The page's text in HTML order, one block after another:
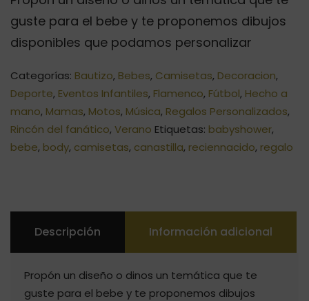
guste para el bebe y te proponemos dibujos
disponibles que podamos personalizar
Categorías: Bautizo, Bebes, Camisetas, Decoracion,
Deporte, Eventos Infantiles, Flamenco, Fútbol, Hecho a
mano, Mamas, Motos, Música, Regalos Personalizados,
Rincón del fanático, Verano Etiquetas: babyshower,
bebe, body, camisetas, canastilla, reciennacido, regalo
Descripción Información adicional
Propón un diseño o dinos un temática que te
guste para el bebe y te proponemos dibujos